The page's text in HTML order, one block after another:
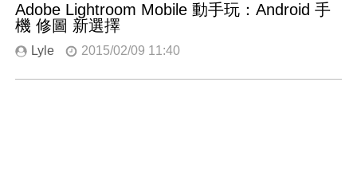
Adobe Lightroom Mobile 動手玩：Android 手
機 修圖 新選擇
Lyle 2015/02/09 11:40